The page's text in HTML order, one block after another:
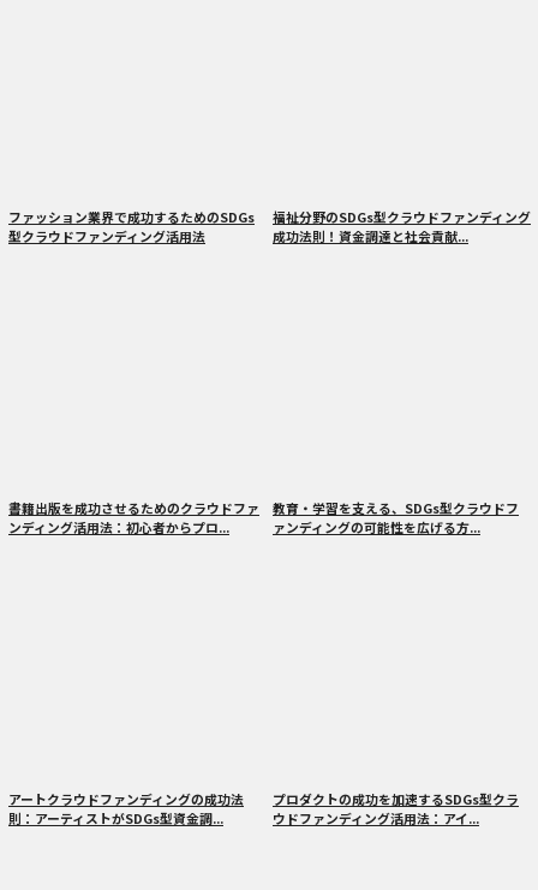
ファッション業界で成功するためのSDGs
型クラウドファンディング活用法
福祉分野のSDGs型クラウドファンディング
成功法則！資金調達と社会貢献...
書籍出版を成功させるためのクラウドファ
ンディング活用法：初心者からプロ...
教育・学習を支える、SDGs型クラウドフ
ァンディングの可能性を広げる方...
アートクラウドファンディングの成功法
則：アーティストがSDGs型資金調...
プロダクトの成功を加速するSDGs型クラ
ウドファンディング活用法：アイ...